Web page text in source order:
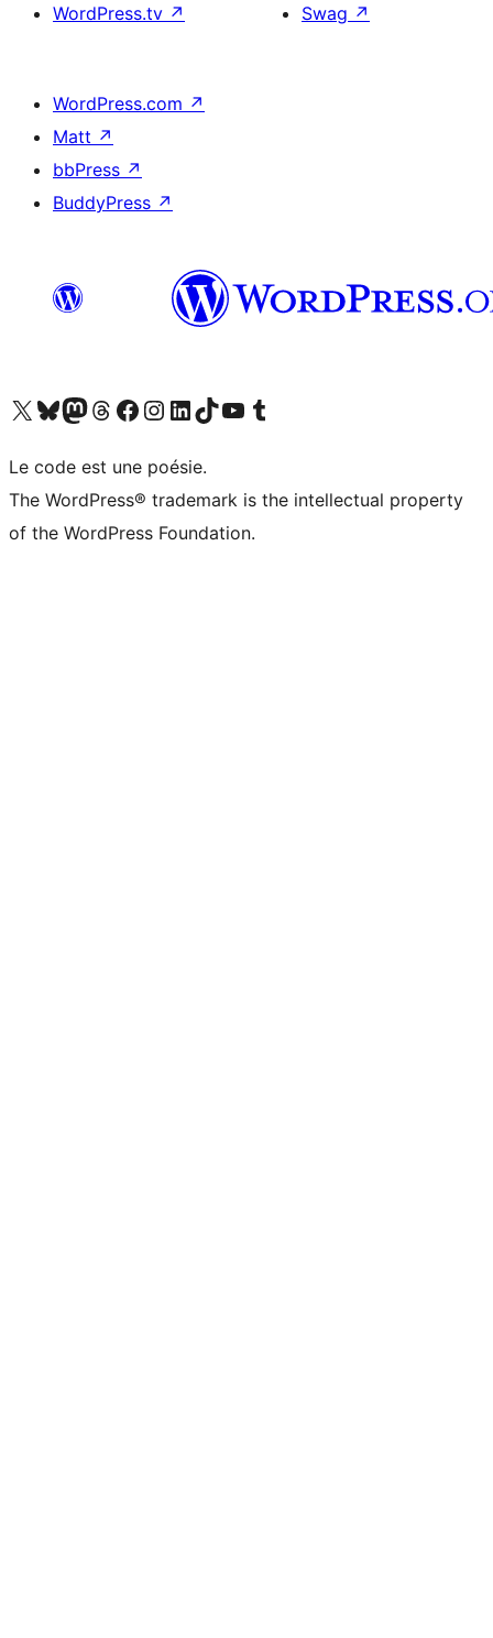
WordPress.tv ↗
Swag ↗
WordPress.com ↗
Matt ↗
bbPress ↗
BuddyPress ↗
Visit our X (formerly Twitter) account
Visitez notre compte Bluesky
Visit our Mastodon account
Visitez notre compte Threads
Visit our Facebook page
Visit our Instagram account
Visit our LinkedIn account
Visitez notre compte TikTok
Visit our YouTube channel
Visitez notre compte Tumblr
Le code est une poésie.
The WordPress® trademark is the intellectual property
of the WordPress Foundation.